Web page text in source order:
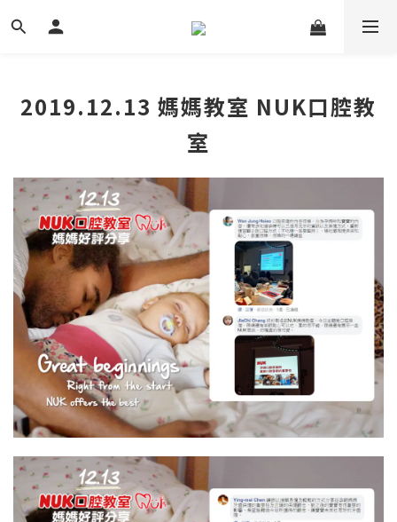
2019.12.13 媽媽教室 NUK口腔教
室